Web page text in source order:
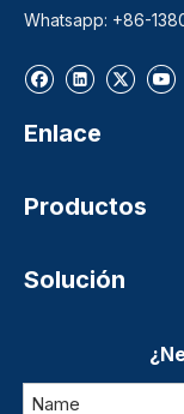
Whatsapp: +86-
Enlace
Productos
Solución